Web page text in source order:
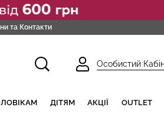
та Контакти
Особистий
ДІТЯМ АКЦІЇ OUTLET